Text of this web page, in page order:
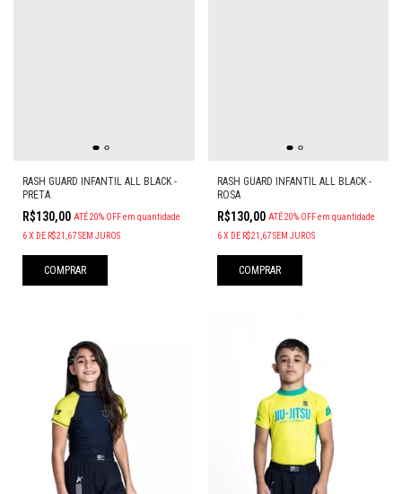
RASH GUARD INFANTIL ALL BLACK -
PRETA
R$130,00 ATÉ 20% OFFem quantidade
6X DE R$21,67SEM JUROS
COMPRAR
RASH GUARD INFANTIL ALL BLACK -
ROSA
R$130,00 ATÉ 20% OFF em quantidade
6 X DE R$21,67 SEM JUROS
COMPRAR